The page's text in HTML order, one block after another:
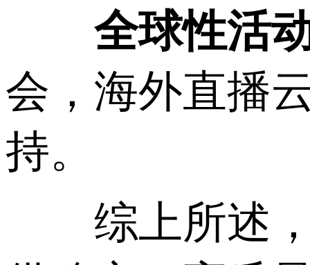
全球性活
会，海外直播
持。
综上所述，